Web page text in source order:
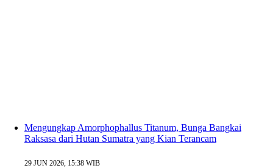
Mengungkap Amorphophallus Titanum, Bunga Bangkai
Raksasa dari Hutan Sumatra yang Kian Terancam
29 JUN 2026, 15:38 WIB